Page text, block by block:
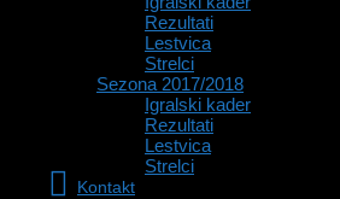
Rezultati
Lestvica
Strelci
Sezona 2017/2018
Igralski kader
Rezultati
Lestvica
Strelci
Kontakt